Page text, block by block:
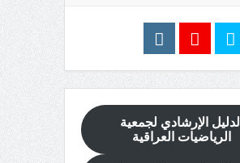
الدليل الإرشادي لجمعية
الرياضيات العراقية